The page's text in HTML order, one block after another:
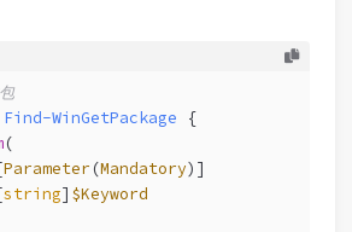
Find-WinGetPackage {
(
Parameter (Mandatory)]
string] $Keyword